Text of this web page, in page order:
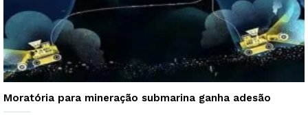
Moratória para mineração submarina ganha adesão